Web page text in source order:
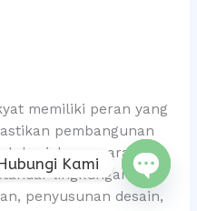
memiliki peran yang
pembangunan
berjalan secara
lingkungan.
penyusunan desain,
Kami
Open
chaty